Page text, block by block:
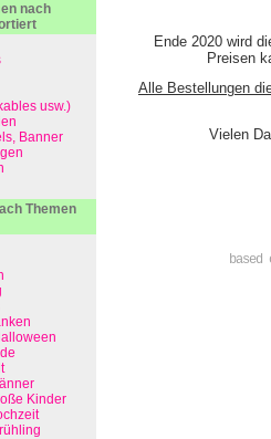
Ende 2020 wird
Preisen
Alle Bestellungen
Vielen
nach
usw.)
Banner
Themen
Kinder